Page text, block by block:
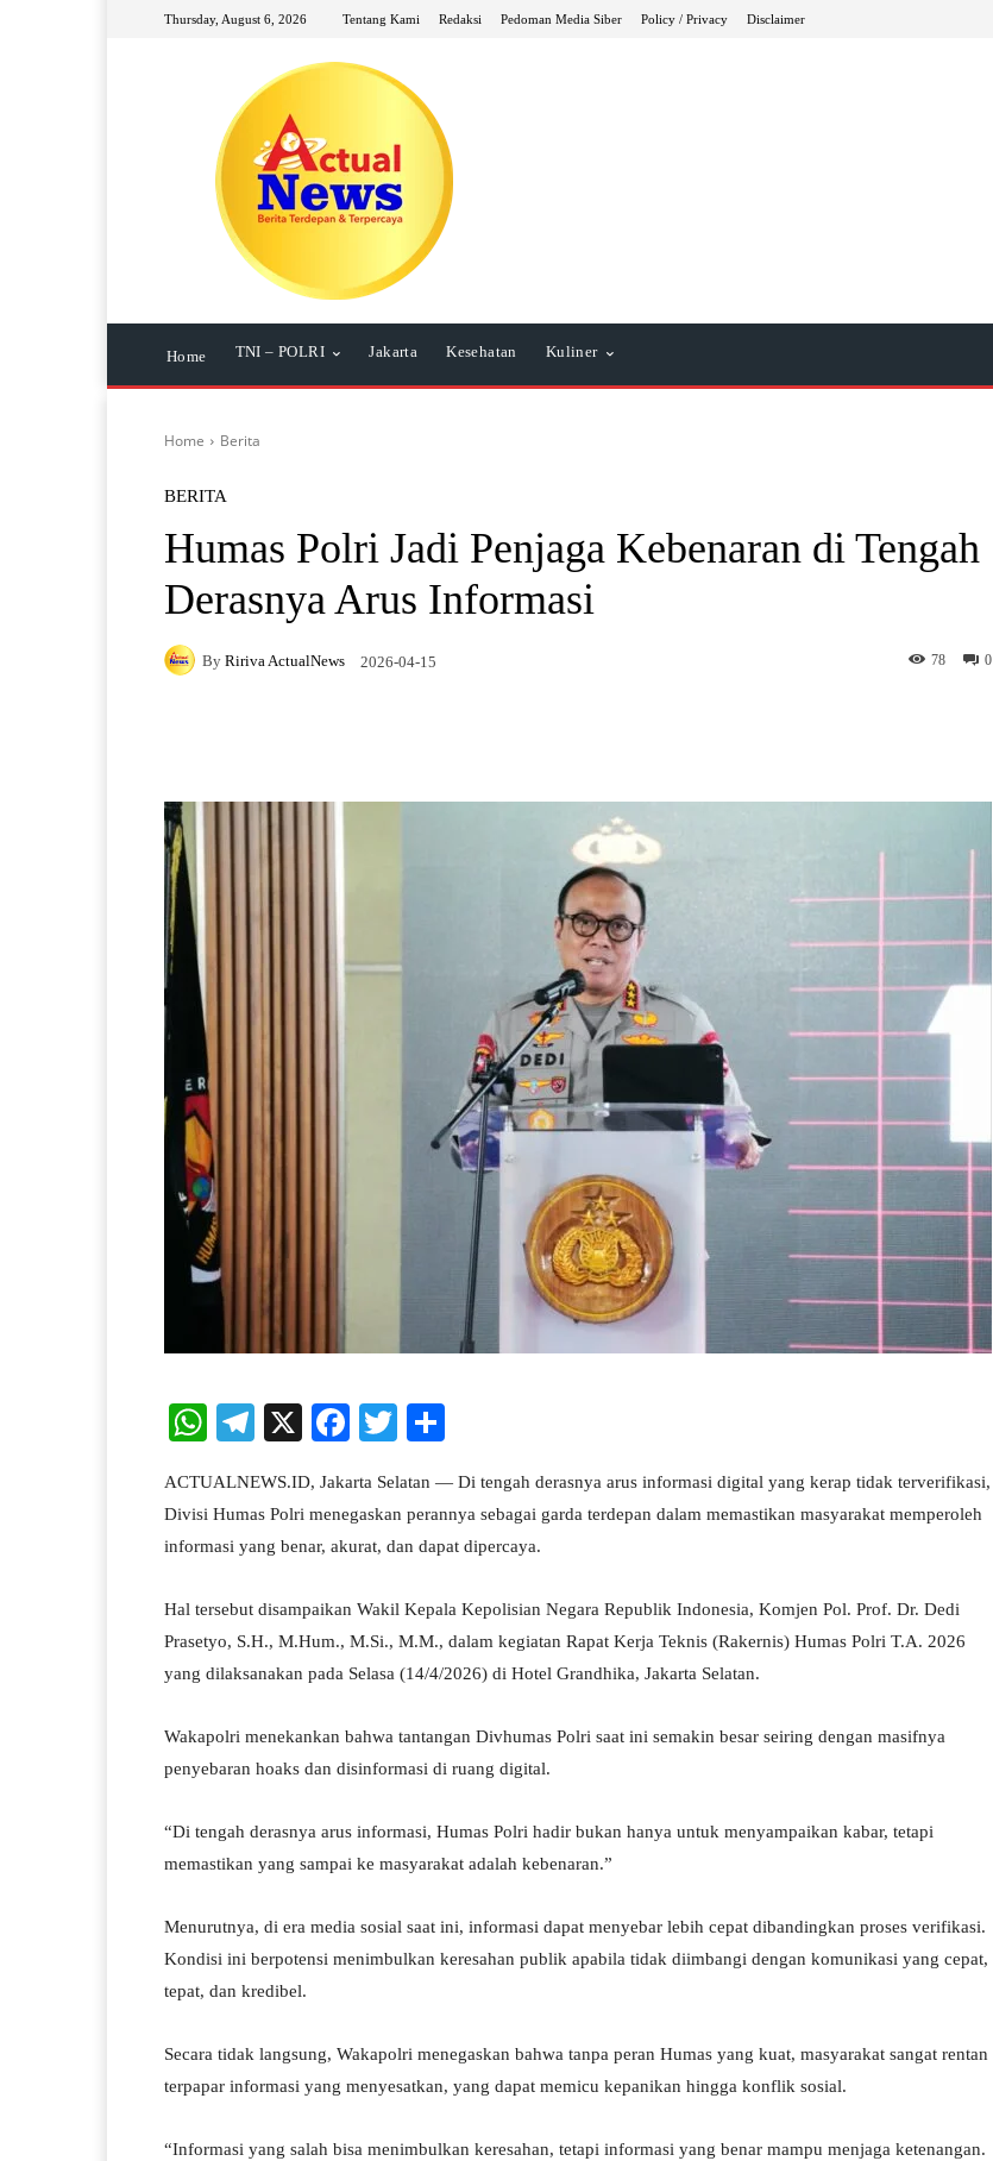
Thursday, August 6, 2026 Tentang Kami Redaksi Pedoman Media Siber Policy / Privacy Disclaimer
Home TNI – POLRI Jakarta Kesehatan Kuliner
Home Berita
BERITA
Humas Polri Jadi Penjaga Kebenaran di Tengah
Derasnya Arus Informasi
By Ririva ActualNews 2026-04-15 0
78
W
ts
A
Te
gr
a
X
Fa
bo
ok
T
tte
r
re
ACTUALNEWS.ID, Jakarta Selatan — Di tengah derasnya arus informasi digital yang kerap tidak terverifikasi,
Divisi Humas Polri menegaskan perannya sebagai garda terdepan dalam memastikan masyarakat memperoleh
informasi yang benar, akurat, dan dapat dipercaya.
Hal tersebut disampaikan Wakil Kepala Kepolisian Negara Republik Indonesia, Komjen Pol. Prof. Dr. Dedi
Prasetyo, S.H., M.Hum., M.Si., M.M., dalam kegiatan Rapat Kerja Teknis (Rakernis) Humas Polri T.A. 2026
yang dilaksanakan pada Selasa (14/4/2026) di Hotel Grandhika, Jakarta Selatan.
Wakapolri menekankan bahwa tantangan Divhumas Polri saat ini semakin besar seiring dengan masifnya
penyebaran hoaks dan disinformasi di ruang digital.
“Di tengah derasnya arus informasi, Humas Polri hadir bukan hanya untuk menyampaikan kabar, tetapi
memastikan yang sampai ke masyarakat adalah kebenaran.”
Menurutnya, di era media sosial saat ini, informasi dapat menyebar lebih cepat dibandingkan proses verifikasi.
Kondisi ini berpotensi menimbulkan keresahan publik apabila tidak diimbangi dengan komunikasi yang cepat,
tepat, dan kredibel.
Secara tidak langsung, Wakapolri menegaskan bahwa tanpa peran Humas yang kuat, masyarakat sangat rentan
terpapar informasi yang menyesatkan, yang dapat memicu kepanikan hingga konflik sosial.
“Informasi yang salah bisa menimbulkan keresahan, tetapi informasi yang benar mampu menjaga ketenangan.